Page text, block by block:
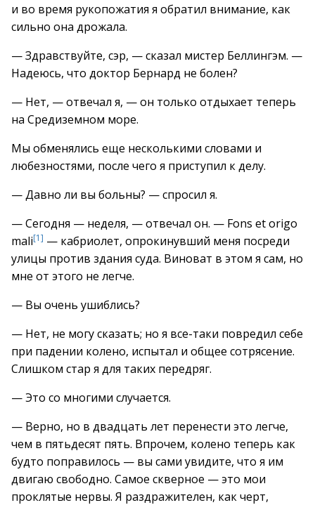
и во время рукопожатия я обратил внимание, как
сильно она дрожала.
— Здравствуйте, сэр, — сказал мистер Беллингэм. —
Надеюсь, что доктор Бернард не болен?
— Нет, — отвечал я, — он только отдыхает теперь
на Средиземном море.
Мы обменялись еще несколькими словами и
любезностями, после чего я приступил к делу.
— Давно ли вы больны? — спросил я.
— Сегодня — неделя, — отвечал он. — Fons et origo
mali[1] — кабриолет, опрокинувший меня посреди
улицы против здания суда. Виноват в этом я сам, но
мне от этого не легче.
— Вы очень ушиблись?
— Нет, не могу сказать; но я все-таки повредил себе
при падении колено, испытал и общее сотрясение.
Слишком стар я для таких передряг.
— Это со многими случается.
— Верно, но в двадцать лет перенести это легче,
чем в пятьдесят пять. Впрочем, колено теперь как
будто поправилось — вы сами увидите, что я им
двигаю свободно. Самое скверное — это мои
проклятые нервы. Я раздражителен, как черт,